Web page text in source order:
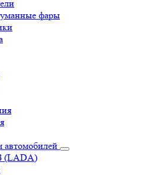
фары
автомобилей
(LADA)